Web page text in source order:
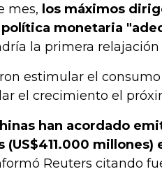
mes, los máximos
monetaria
la primera relajación
estimular el
el crecimiento el
han acordado
(US$411.000 millones)
Reuters citando